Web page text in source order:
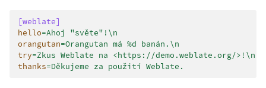
[weblate]
hello=Ahoj "světe"!\n
orangutan=Orangutan má %d banán.\n
try=Zkus Weblate na <https://demo.weblate.org/>!\n
thanks=Děkujeme za použití Weblate.